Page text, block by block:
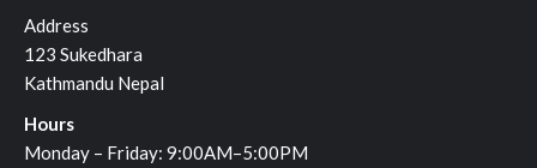
Address
123 Sukedhara
Kathmandu Nepal
Hours
Monday – Friday: 9:00AM–5:00PM